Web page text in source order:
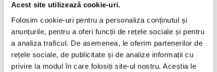
Acest site utilizează cookie-uri.
Folosim cookie-uri pentru a personaliza conținutul și
anunțurile, pentru a oferi funcții de rețele sociale și pentru
a analiza traficul. De asemenea, le oferim partenerilor de
rețele sociale, de publicitate și de analize informații cu
privire la modul în care folosiți site-ul nostru. Aceștia le
Deschidere coletla livrare
Pana la
12 rate fara dobanda
Retur in 14 zile